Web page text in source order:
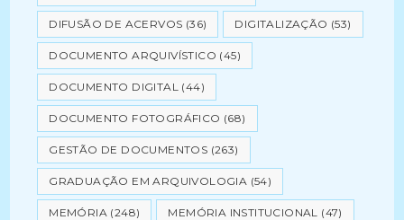
DIFUSÃO DE ACERVOS (36) DIGITALIZAÇÃO (53)
DOCUMENTO ARQUIVÍSTICO (45)
DOCUMENTO DIGITAL (44)
DOCUMENTO FOTOGRÁFICO (68)
GESTÃO DE DOCUMENTOS (263)
GRADUAÇÃO EM ARQUIVOLOGIA (54)
MEMÓRIA (248) MEMÓRIA INSTITUCIONAL (47)